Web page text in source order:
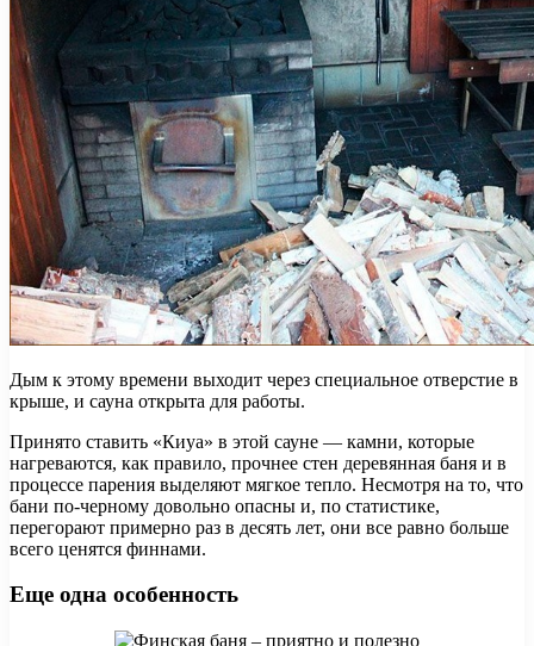
Дым к этому времени выходит через специальное отверстие в
крыше, и сауна открыта для работы.
Принято ставить «Киуа» в этой сауне — камни, которые
нагреваются, как правило, прочнее стен деревянная баня и в
процессе парения выделяют мягкое тепло. Несмотря на то, что
бани по-черному довольно опасны и, по статистике,
перегорают примерно раз в десять лет, они все равно больше
всего ценятся финнами.
Еще одна особенность